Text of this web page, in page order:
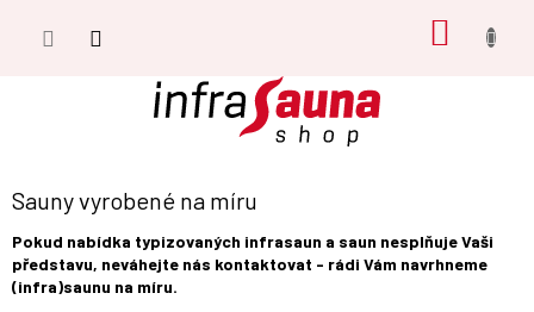
Sauny vyrobené na míru
Pokud nabídka typizovaných infrasaun a saun nesplňuje Vaši
představu, neváhejte nás kontaktovat - rádi Vám navrhneme
(infra)saunu na míru.